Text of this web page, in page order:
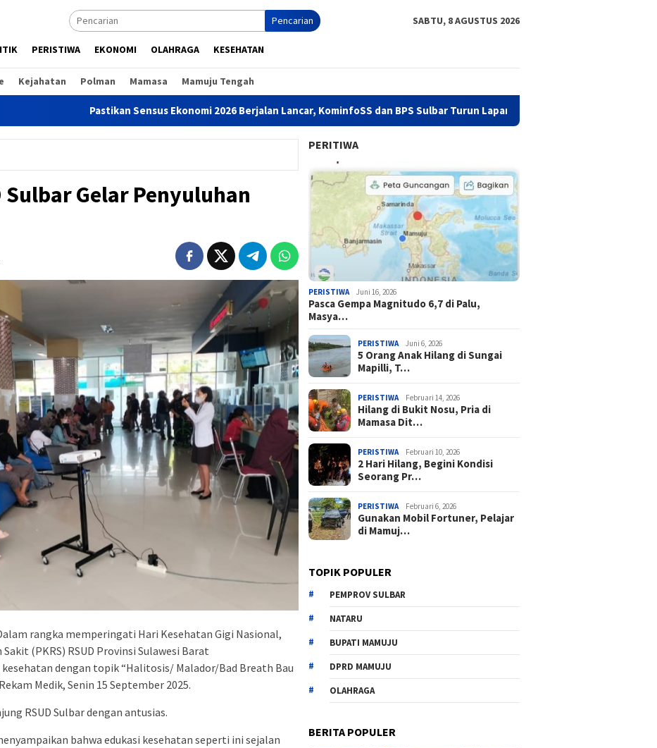
Pencarian SABTU, 8 AGUSTUS 2026
PERISTIWA EKONOMI OLAHRAGA KESEHATAN
Kejahatan Polman Mamasa Mamuju Tengah
Pastikan Sensus Ekonomi 2026 Berjalan Lancar, KominfoSS dan BPS Sulbar Turun Lapangan Hadiri Rakor, Biro Organisasi
Sulbar Gelar Penyuluhan
rangka memperingati Hari Kesehatan Gigi Nasional,
(PKRS) RSUD Provinsi Sulawesi Barat
dengan topik “Halitosis/ Malador/Bad Breath Bau
Medik, Senin 15 September 2025.
RSUD Sulbar dengan antusias.
bahwa edukasi kesehatan seperti ini sejalan
PERITIWA
PERISTIWA Juni 16, 2026
Pasca Gempa Magnitudo 6,7 di Palu,
Masya…
PERISTIWA Juni 6, 2026
5 Orang Anak Hilang di Sungai
Mapilli, T…
PERISTIWA Februari 14, 2026
Hilang di Bukit Nosu, Pria di
Mamasa Dit…
PERISTIWA Februari 10, 2026
2 Hari Hilang, Begini Kondisi
Seorang Pr…
PERISTIWA Februari 6, 2026
Gunakan Mobil Fortuner, Pelajar
di Mamuj…
TOPIK POPULER
PEMPROV SULBAR
NATARU
BUPATI MAMUJU
DPRD MAMUJU
OLAHRAGA
BERITA POPULER